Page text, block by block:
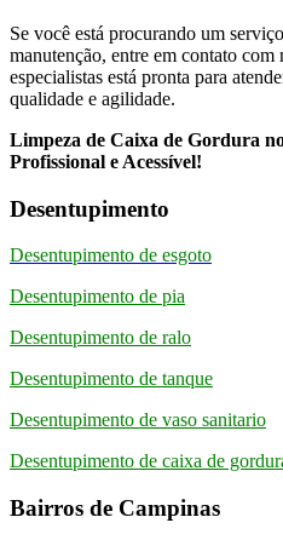
Se você está procurando um
manutenção, entre em contato com
especialistas está pronta para
qualidade e agilidade.
Limpeza de Caixa de Gordura
Profissional e Acessível!
Desentupimento
Desentupimento de esgoto
Desentupimento de pia
Desentupimento de ralo
Desentupimento de tanque
Desentupimento de vaso sanitario
Desentupimento de caixa de
Bairros de Campinas